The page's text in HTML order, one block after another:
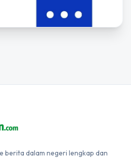
berita dalam negeri lengkap dan